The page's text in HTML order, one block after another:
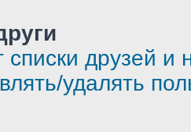
друзей и
удалять